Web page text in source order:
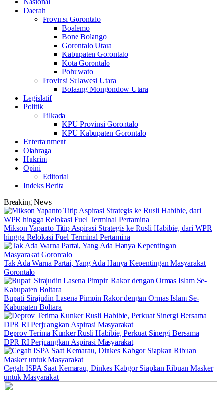
Nasional
Daerah
Provinsi Gorontalo
Boalemo
Bone Bolango
Gorontalo Utara
Kabupaten Gorontalo
Kota Gorontalo
Pohuwato
Provinsi Sulawesi Utara
Bolaang Mongondow Utara
Legislatif
Politik
Pilkada
KPU Provinsi Gorontalo
KPU Kabupaten Gorontalo
Entertainment
Olahraga
Hukrim
Opini
Editorial
Indeks Berita
Breaking News
Mikson Yapanto Titip Aspirasi Strategis ke Rusli Habibie, dari WPR
hingga Relokasi Fuel Terminal Pertamina
Tak Ada Warna Partai, Yang Ada Hanya Kepentingan Masyarakat
Gorontalo
Bupati Sirajudin Lasena Pimpin Rakor dengan Ormas Islam Se-
Kabupaten Boltara
Deprov Terima Kunker Rusli Habibie, Perkuat Sinergi Bersama
DPR RI Perjuangkan Aspirasi Masyarakat
Cegah ISPA Saat Kemarau, Dinkes Kabgor Siapkan Ribuan Masker
untuk Masyarakat